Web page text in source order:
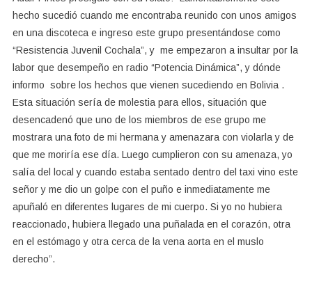
hecho sucedió cuando me encontraba reunido con unos amigos
en una discoteca e ingreso este grupo presentándose como
“Resistencia Juvenil Cochala”, y me empezaron a insultar por la
labor que desempeño en radio “Potencia Dinámica”, y dónde
informo sobre los hechos que vienen sucediendo en Bolivia .
Esta situación sería de molestia para ellos, situación que
desencadenó que uno de los miembros de ese grupo me
mostrara una foto de mi hermana y amenazara con violarla y de
que me moriría ese día. Luego cumplieron con su amenaza, yo
salía del local y cuando estaba sentado dentro del taxi vino este
señor y me dio un golpe con el puño e inmediatamente me
apuñaló en diferentes lugares de mi cuerpo. Si yo no hubiera
reaccionado, hubiera llegado una puñalada en el corazón, otra
en el estómago y otra cerca de la vena aorta en el muslo
derecho”.